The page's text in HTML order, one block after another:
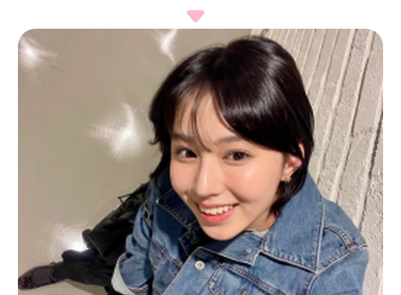
ヘアアレンジ・ヘアケア
スキンケア
勉強・受験・進路
なにわ男子
K-POP
ライフスタイルニュース
JKランキング・アワード
おでかけ
お悩み相談
JK TREND
JKトレンドニュース
MODEL'S BLOG
Instagram
YouTube
FORTUNE